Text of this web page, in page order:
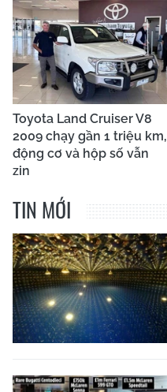
Toyota Land Cruiser V8
2009 chạy gần 1 triệu km,
động cơ và hộp số vẫn
zin
TIN MỚI